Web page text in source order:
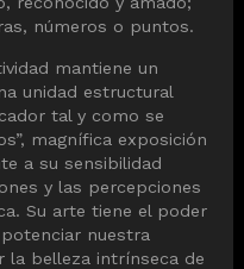
números o puntos.
mantiene un
unidad estructural
tal y como se
magnífica exposición
a su sensibilidad
y las percepciones
Su arte tiene el poder
nuestra
la belleza intrínseca de